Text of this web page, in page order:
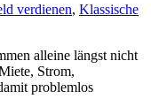
verdienen, Klassische
alleine längst nicht
Strom,
problemlos